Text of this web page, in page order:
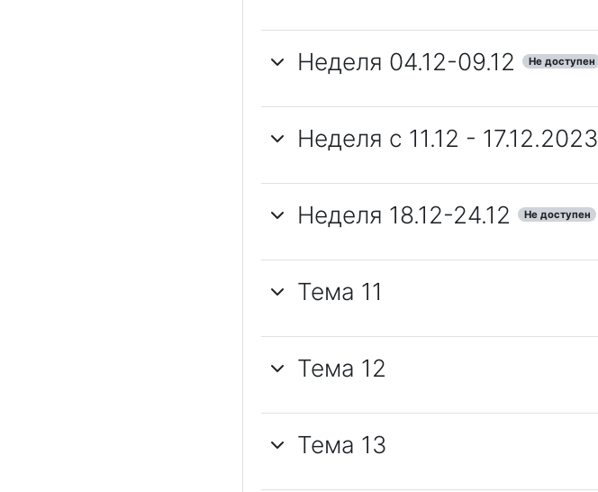
Неделя 04.12-09.12 Не доступен
Неделя с 11.12 - 17.12.2023
Неделя 18.12-24.12 Не доступен
Тема 11
Тема 12
Тема 13